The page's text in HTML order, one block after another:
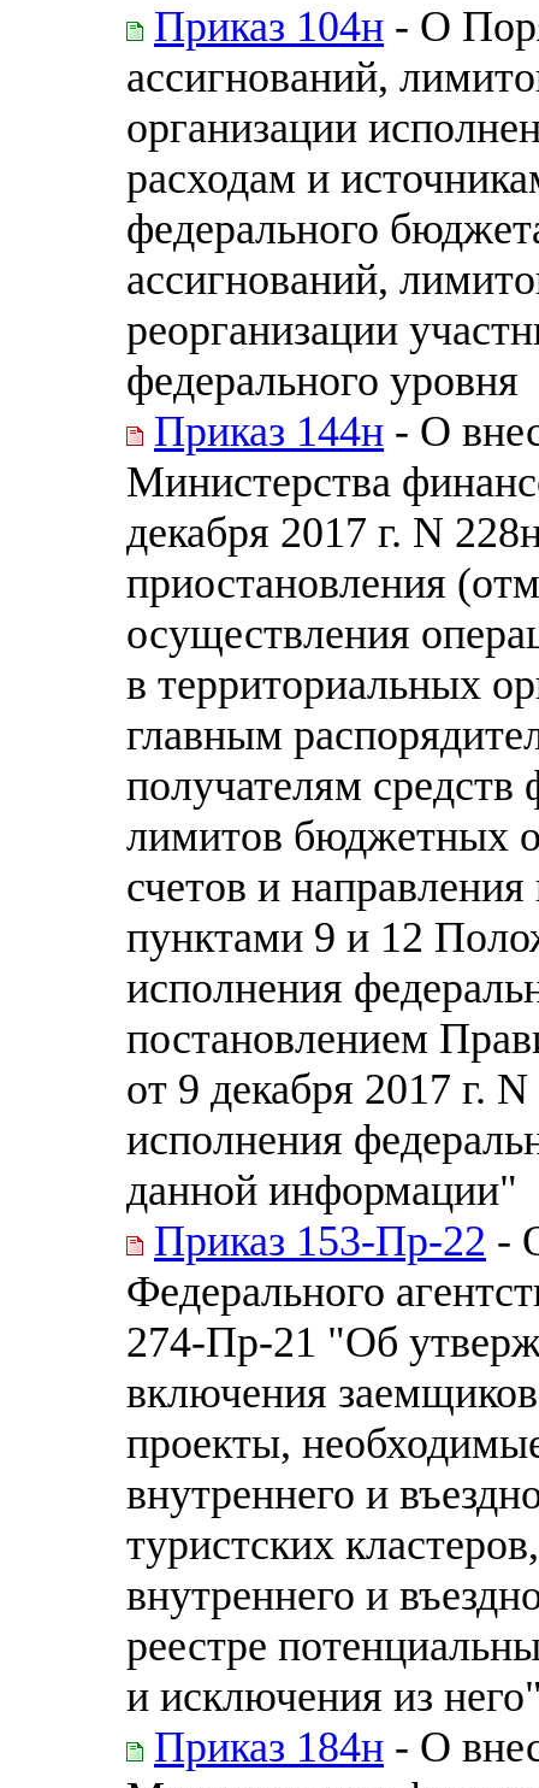
Приказ 104н - О
ассигнований,
организации
расходам и
федерального
ассигнований,
реорганизации
федерального уровня
Приказ 144н - О
Министерства
декабря 2017 г. N
приостановления
осуществления
в территориальных
главным
получателям
лимитов бюджетных
счетов и
пунктами 9 и 12
исполнения
постановлением
от 9 декабря 2017 г.
исполнения
данной информации"
Приказ 153-Пр-22 -
Федерального
274-Пр-21 "Об
включения
проекты,
внутреннего и
туристских
внутреннего и
реестре
и исключения из
Приказ 184н - О